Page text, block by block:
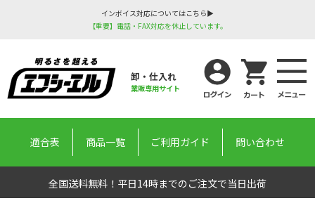
インボイス対応についてはこちら▶
【重要】電話・FAX対応を休止しています。
卸・仕入れ
業販専用サイト
適合表 商品一覧 ご利用ガイド 問い合わせ
全国送料無料！平日14時までのご注文で当日出荷